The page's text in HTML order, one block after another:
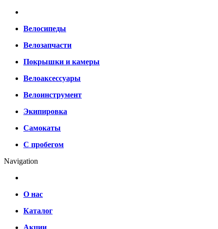
Велосипеды
Велозапчасти
Покрышки и камеры
Велоаксессуары
Велоинструмент
Экипировка
Самокаты
С пробегом
Navigation
О нас
Каталог
Акции